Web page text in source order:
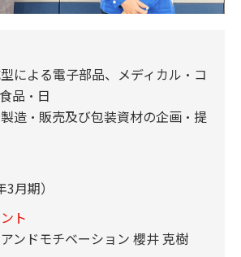
による電子部品、メディカル・コ
品・日
造・販売及び包装資材の企画・提
月期）
ト
ンドモチベーション 櫻井 克樹